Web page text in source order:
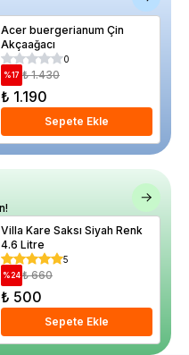
Acer buergerianum Çin
Akçaağacı
0
%17 ₺ 1.430
₺ 1.190
Sepete Ekle
Villa Kare Saksı Siyah Renk
4.6 Litre
5
%24 ₺ 660
₺ 500
Sepete Ekle